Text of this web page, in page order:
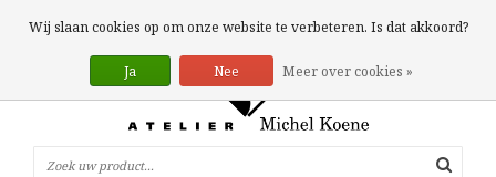
0 Artikelen
Wij slaan cookies op om onze website te verbeteren. Is dat akkoord?
Ja Nee Meer over cookies »